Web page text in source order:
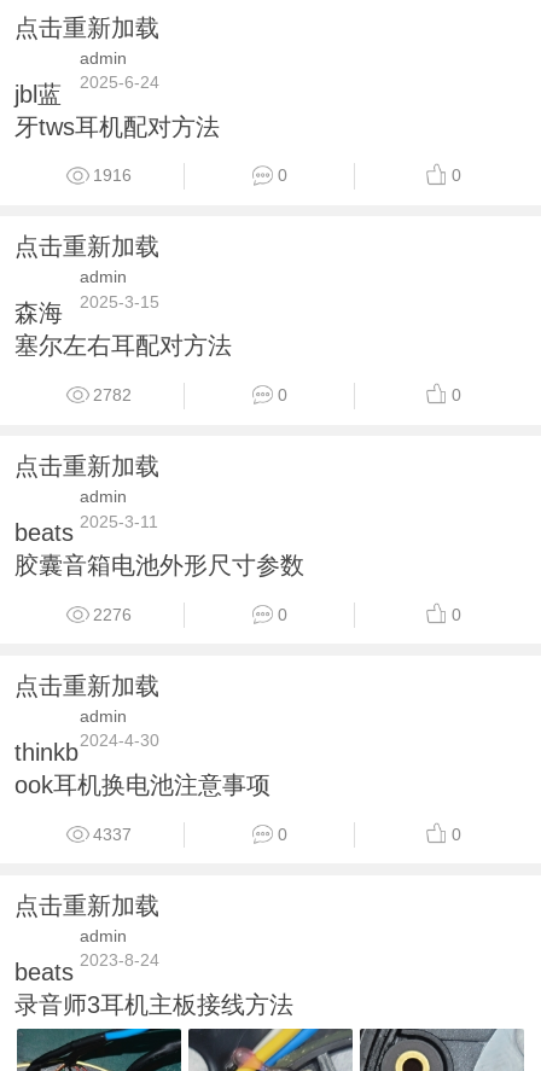
点击重新加载
admin
2025-6-24
jbl蓝
牙tws耳机配对方法
1916 0 0
点击重新加载
admin
2025-3-15
森海
塞尔左右耳配对方法
2782 0 0
点击重新加载
admin
2025-3-11
beats
胶囊音箱电池外形尺寸参数
2276 0 0
点击重新加载
admin
2024-4-30
thinkb
ook耳机换电池注意事项
4337 0 0
点击重新加载
admin
2023-8-24
beats
录音师3耳机主板接线方法